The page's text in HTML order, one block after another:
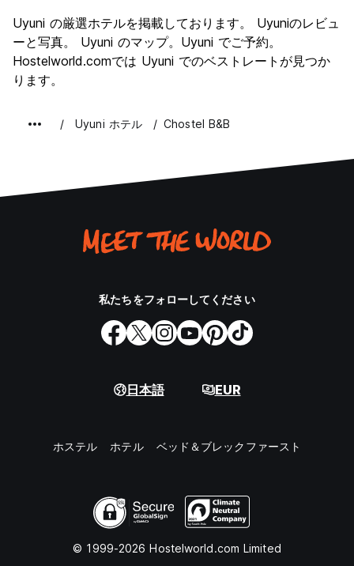
Uyuni の厳選ホテルを掲載しております。 Uyuniのレビュ
ーと写真。 Uyuni のマップ。Uyuni でご予約。
Hostelworld.comでは Uyuni でのベストレートが見つか
ります。
Uyuni ホテル Chostel B&B
私たちをフォローしてください
日本語 EUR
ホステル ホテル ベッド＆ブレックファースト
© 1999-2026 Hostelworld.com Limited